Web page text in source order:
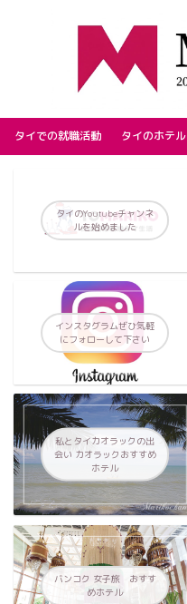
タイでの就職活動 タイのホテル
タイのYoutubeチャンネ
ルを始めました
インスタグラムぜひ気軽
にフォローして下さい
私とタイカオラックの出
会い カオラックおすすめ
ホテル
バンコク 女子旅 おすす
めホテル